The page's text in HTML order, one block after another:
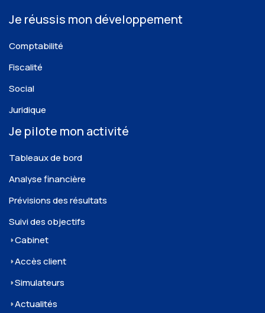
Je réussis mon développement
Comptabilité
Fiscalité
Social
Juridique
Je pilote mon activité
Tableaux de bord
Analyse financière
Prévisions des résultats
Suivi des objectifs
Cabinet
Accès client
Simulateurs
Actualités